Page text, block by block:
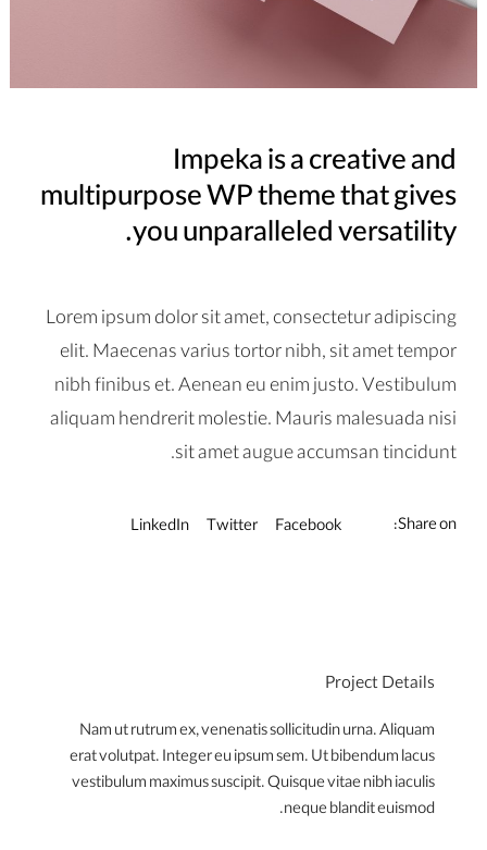
Impeka is a creative and
multipurpose WP theme that gives
you unparalleled versatility.
Lorem ipsum dolor sit amet, consectetur adipiscing
elit. Maecenas varius tortor nibh, sit amet tempor
nibh finibus et. Aenean eu enim justo. Vestibulum
aliquam hendrerit molestie. Mauris malesuada nisi
sit amet augue accumsan tincidunt.
Share on:
Facebook
Twitter
LinkedIn
Project Details
Nam ut rutrum ex, venenatis sollicitudin urna. Aliquam
erat volutpat. Integer eu ipsum sem. Ut bibendum lacus
vestibulum maximus suscipit. Quisque vitae nibh iaculis
neque blandit euismod.